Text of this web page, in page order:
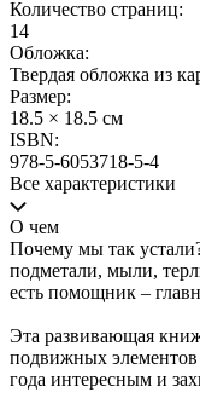
Количество страниц:
14
Обложка:
Твердая обложка из
Размер:
18.5 × 18.5 см
ISBN:
978-5-6053718-5-4
Все характеристики
О чем
Почему мы так
подметали, мыли,
есть помощник –
Эта развивающая
подвижных элементов
года интересным и